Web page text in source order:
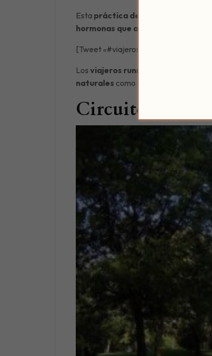
Esta práctica deportiva no
hormonas que aumentan el
[Tweet «#viajeros #runners Ya tengo
Los viajeros runners
naturales como más
Circuito del